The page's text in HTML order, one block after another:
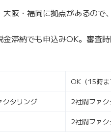
阪・福岡に拠点があるので
金滞納でも申込みOK。審査
OK（15時ま
クタリング 2社間ファ
2社間ファ